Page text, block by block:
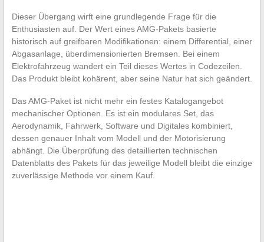
Dieser Übergang wirft eine grundlegende Frage für die
Enthusiasten auf. Der Wert eines AMG-Pakets basierte
historisch auf greifbaren Modifikationen: einem Differential, einer
Abgasanlage, überdimensionierten Bremsen. Bei einem
Elektrofahrzeug wandert ein Teil dieses Wertes in Codezeilen.
Das Produkt bleibt kohärent, aber seine Natur hat sich geändert.
Das AMG-Paket ist nicht mehr ein festes Katalogangebot
mechanischer Optionen. Es ist ein modulares Set, das
Aerodynamik, Fahrwerk, Software und Digitales kombiniert,
dessen genauer Inhalt vom Modell und der Motorisierung
abhängt. Die Überprüfung des detaillierten technischen
Datenblatts des Pakets für das jeweilige Modell bleibt die einzige
zuverlässige Methode vor einem Kauf.